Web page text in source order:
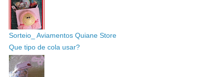
Sorteio_ Aviamentos Quiane Store
Que tipo de cola usar?